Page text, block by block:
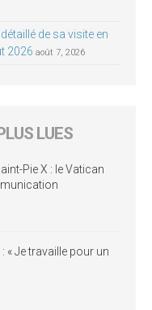
de sa visite en
2026 août 7, 2026
LUES
Pie X : le Vatican
« Je travaille pour un